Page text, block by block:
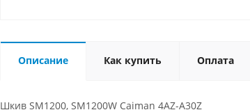
Описание Как купить Оплата
Шкив SM1200, SM1200W Caiman 4AZ-A30Z